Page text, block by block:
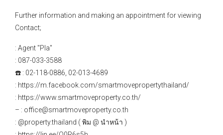
Further information and making an appointment for viewing
Contact;
: Agent "Pla"
: 087-033-3588
☎️ : 02-118-0886, 02-013-4689
: https://m.facebook.com/smartmovepropertythailand/
: https://www.smartmoveproperty.co.th/
– : office@smartmoveproperty.co.th
: @property.thailand ( พิม @ นำหน้า )